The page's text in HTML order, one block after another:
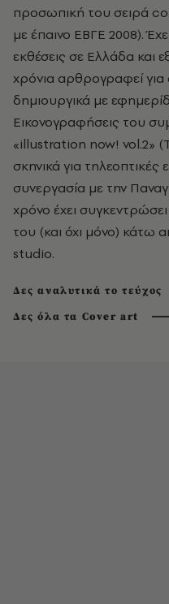
προσωπική του σειρά
με έπαινο ΕΒΓΕ 2008).
εκθέσεις σε Ελλάδα και
χρόνια αρθρογραφεί για
δημιουργικά με
Eικονογραφήσεις του
«illustration now! vol.2»
σκηνικά για
συνεργασία με την
χρόνο έχει
του (και όχι μόνο) κάτω
studio.
Δες αναλυτικά το τεύχος
Δες όλα τα Cover art